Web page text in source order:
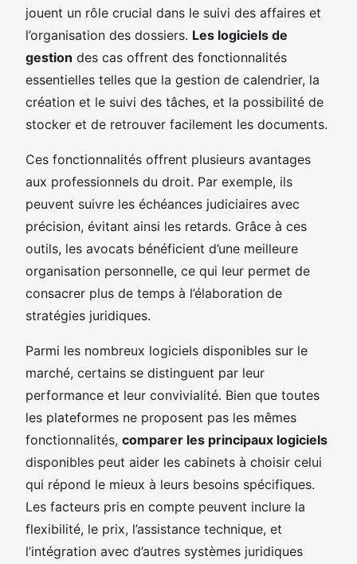
jouent un rôle crucial dans le suivi des affaires et
l’organisation des dossiers. Les logiciels de
gestion des cas offrent des fonctionnalités
essentielles telles que la gestion de calendrier, la
création et le suivi des tâches, et la possibilité de
stocker et de retrouver facilement les documents.
Ces fonctionnalités offrent plusieurs avantages
aux professionnels du droit. Par exemple, ils
peuvent suivre les échéances judiciaires avec
précision, évitant ainsi les retards. Grâce à ces
outils, les avocats bénéficient d’une meilleure
organisation personnelle, ce qui leur permet de
consacrer plus de temps à l’élaboration de
stratégies juridiques.
Parmi les nombreux logiciels disponibles sur le
marché, certains se distinguent par leur
performance et leur convivialité. Bien que toutes
les plateformes ne proposent pas les mêmes
fonctionnalités, comparer les principaux logiciels
disponibles peut aider les cabinets à choisir celui
qui répond le mieux à leurs besoins spécifiques.
Les facteurs pris en compte peuvent inclure la
flexibilité, le prix, l’assistance technique, et
l’intégration avec d’autres systèmes juridiques